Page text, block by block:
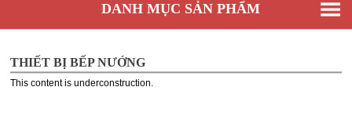
CATALOG SẢN PHẨMDANH MỤC SẢN PHẨM
THIẾT BỊ BẾP NƯỚNG
This content is underconstruction.